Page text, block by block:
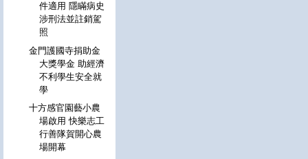
件適用 隱瞞病史
涉刑法並註銷駕
照
金門護國寺捐助金
大獎學金 助經濟
不利學生安全就
學
十方感官園藝小農
場啟用 快樂志工
行善隊賀開心農
場開幕